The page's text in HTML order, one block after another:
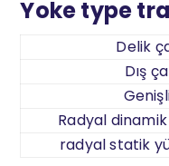
Yoke type
Delik
Dış
Radyal
radyal statik